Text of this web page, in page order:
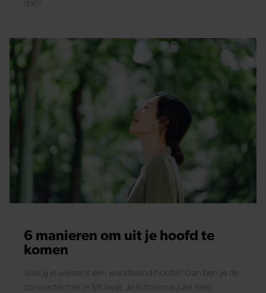
dat?
6 manieren om uit je hoofd te
komen
Voel jij je weleens een wandelend hoofd? Dan ben je de
connectie met je lijft kwijt. Je lichaam is juist heel